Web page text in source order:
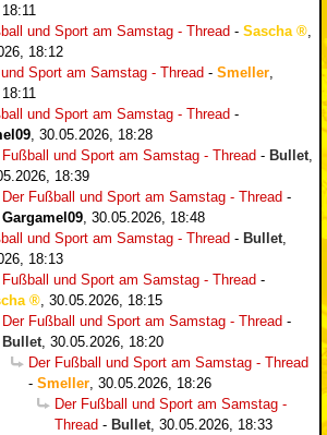
und Sport am Samstag - Thread - Sascha
18:12
Sport am Samstag - Thread - Smeller
und Sport am Samstag - Thread -
30.05.2026, 18:28
Fußball und Sport am Samstag - Thread - Bullet
18:39
Der Fußball und Sport am Samstag - Thread -
Gargamel09 30.05.2026, 18:48
und Sport am Samstag - Thread - Bullet
18:13
Fußball und Sport am Samstag - Thread -
30.05.2026, 18:15
Der Fußball und Sport am Samstag - Thread -
Bullet 30.05.2026, 18:20
Der Fußball und Sport am Samstag - Thread
- Smeller 30.05.2026, 18:26
Der Fußball und Sport am Samstag -
Thread - Bullet 30.05.2026, 18:33